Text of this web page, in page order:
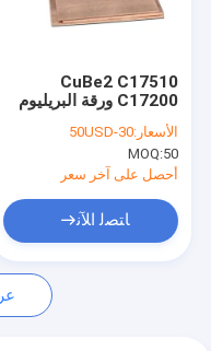
معلومات عنا
رقابة جودة
اتصل بنا
اطلب اقتباس
سبائك النحاس البريليوم
CuBe2 C17510
C17200 ورقة البريليوم
النحاس لفائف سبائك
2mmx200mm
للموصلات
الأسعار:30-50USD
MOQ:50
أحصل على آخر سعر
ﺎﺘﺼﻟ ﺍﻶﻧ